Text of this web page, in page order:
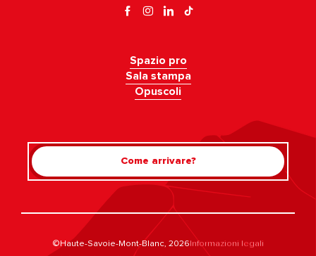
Spazio pro
Sala stampa
Opuscoli
Come arrivare?
©Haute-Savoie-Mont-Blanc, 2026Informazioni legali